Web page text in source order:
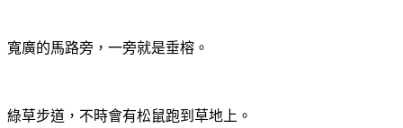
寬廣的馬路旁，一旁就是垂榕。
綠草步道，不時會有松鼠跑到草地上。